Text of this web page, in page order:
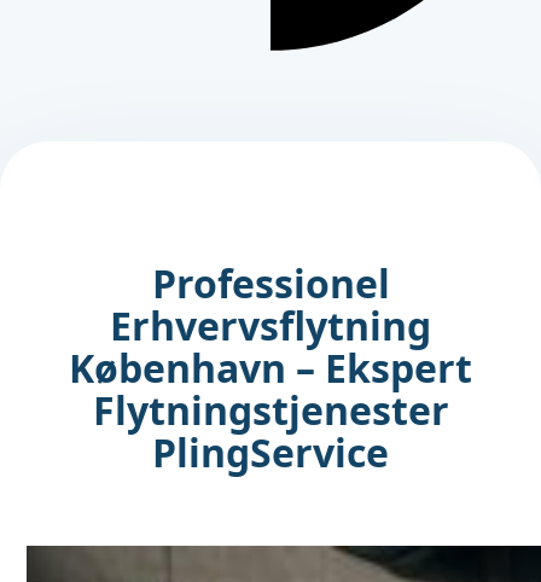
Professionel
Erhvervsflytning
København – Ekspert
Flytningstjenester
PlingService